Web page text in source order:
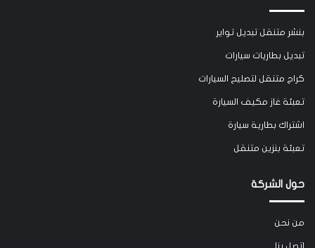
بنشر متنقل تبديل تواير
تبديل بطاريات سيارات
كراج متنقل لتصليح السيارات
تعبئة غاز مكيف السيارة
اشتراك بطارية سيارة
تعبئة بنزين متنقل
حول الشركة
من نحن
اتصل بنا